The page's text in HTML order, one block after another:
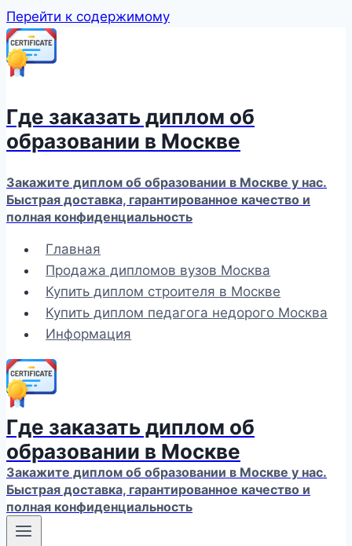
Перейти к содержимому
Где заказать диплом об
образовании в Москве
Закажите диплом об образовании в Москве у нас.
Быстрая доставка, гарантированное качество и
полная конфиденциальность
Главная
Продажа дипломов вузов Москва
Купить диплом строителя в Москве
Купить диплом педагога недорого Москва
Информация
Где заказать диплом об
образовании в Москве
Закажите диплом об образовании в Москве у нас.
Быстрая доставка, гарантированное качество и
полная конфиденциальность